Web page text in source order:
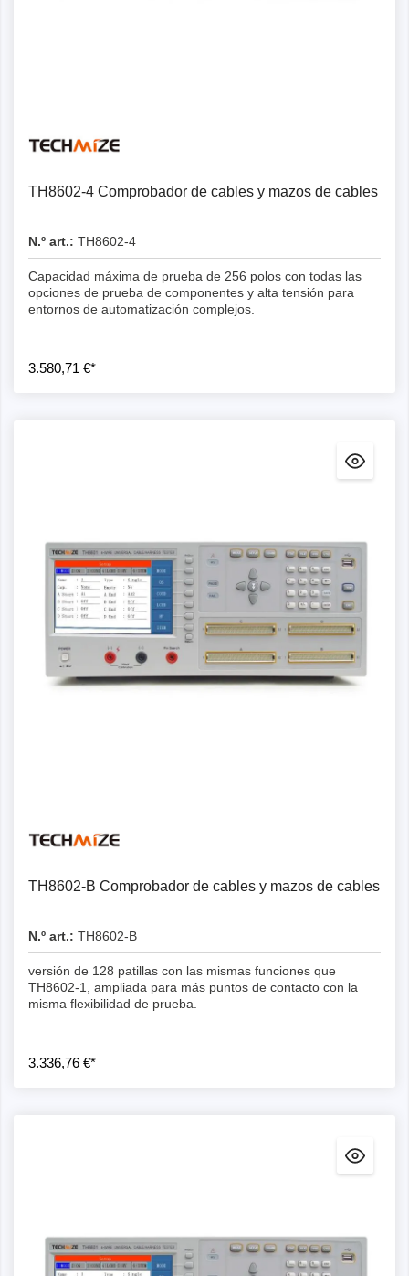
TH8602-4 Comprobador de cables y mazos de cables
N.º art.: TH8602-4
Capacidad máxima de prueba de 256 polos con todas las
opciones de prueba de componentes y alta tensión para
entornos de automatización complejos.
3.580,71 €*
TH8602-B Comprobador de cables y mazos de cables
N.º art.: TH8602-B
versión de 128 patillas con las mismas funciones que
TH8602-1, ampliada para más puntos de contacto con la
misma flexibilidad de prueba.
3.336,76 €*